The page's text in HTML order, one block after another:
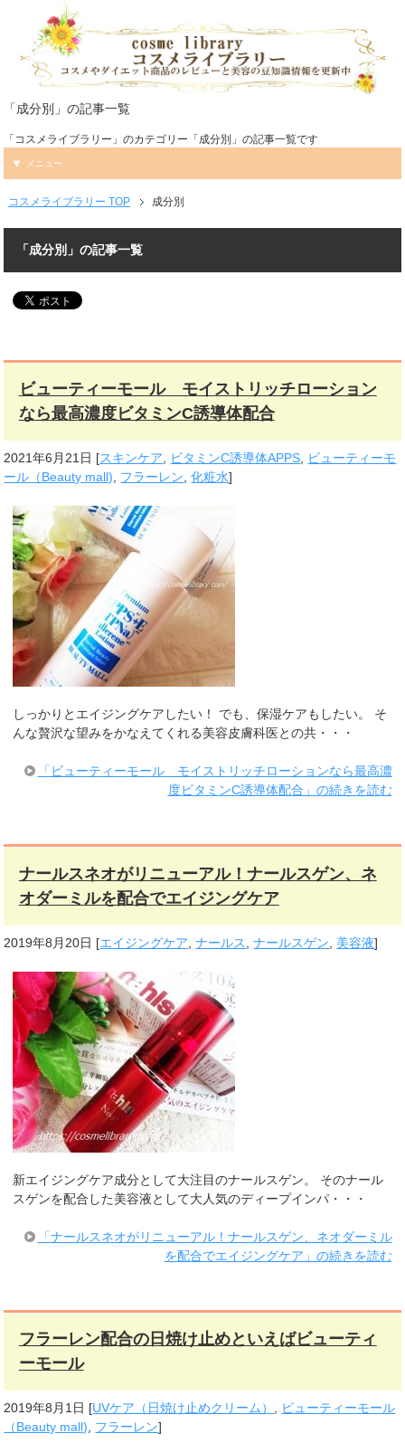
「成分別」の記事一覧
「コスメライブラリー」のカテゴリー「成分別」の記事一覧です
メニュー
コスメライブラリー TOP 成分別
「成分別」の記事一覧
ビューティーモール モイストリッチローション
なら最高濃度ビタミンC誘導体配合
2021年6月21日 [スキンケア, ビタミンC誘導体APPS, ビューティーモ
ール（Beauty mall), フラーレン,化粧水]
しっかりとエイジングケアしたい！ でも、保湿ケアもしたい。 そ
んな贅沢な望みをかなえてくれる美容皮膚科医との共・・・
「ビューティーモール モイストリッチローションなら最高濃
度ビタミンC誘導体配合」の続きを読む
ナールスネオがリニューアル！ナールスゲン、ネ
オダーミルを配合でエイジングケア
2019年8月20日 [エイジングケア ,ナールス ,ナールスゲン 美容液]
新エイジングケア成分として大注目のナールスゲン。 そのナール
スゲンを配合した美容液として大人気のディープインパ・・・
「ナールスネオがリニューアル！ナールスゲン、ネオダーミル
を配合でエイジングケア」の続きを読む
フラーレン配合の日焼け止めといえばビューティ
ーモール
2019年8月1日 [UVケア（日焼け止めクリーム） , ビューティーモール
（Beauty mall), フラーレン]